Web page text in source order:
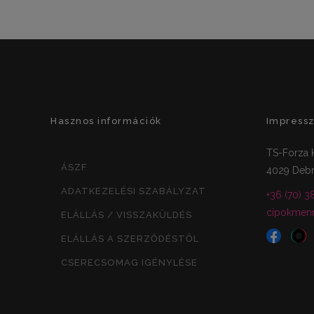
Hasznos információk
ÁSZF
ADATKEZELÉSI SZABÁLYZAT
ELÁLLÁS / VISSZAKÜLDÉS
ELÁLLÁS A SZERZŐDÉSTŐL
CSERECSOMAG IGÉNYLÉSE
TS-Forza
4029
+36 (70)